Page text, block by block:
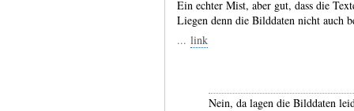
Ein echter Mist, aber gut, dass die
Liegen denn die Bilddaten nicht auch
... link
Nein, da lagen die Bilddaten